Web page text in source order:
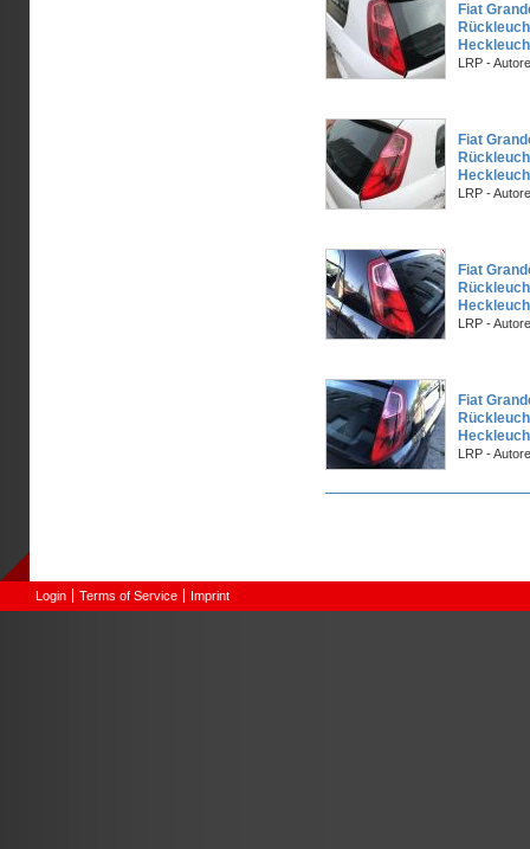
Fiat
LRP -
Fiat
LRP -
Fiat
LRP -
Fiat
LRP -
Login Terms of Service Imprint